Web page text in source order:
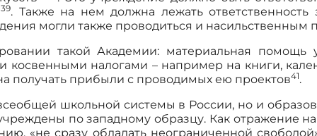
39. Также на нем должна лежать
могли также проводиться и насильственным
такой Академии: материальная помощь
налогами – например на книги,
получать прибыли с проводимых ею проектов41.
школьной системы в России, но и
по западному образцу. Как отражение
«не сразу обладать неограниченной